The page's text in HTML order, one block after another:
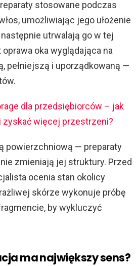
stosowane podczas
umożliwiając jego ułożenie
utrwalają go w tej
oka wyglądająca na
pełniejszą i uporządkowaną —
dla przedsiębiorców – jak
zyskać więcej przestrzeni?
powierzchniową — preparaty
zmieniają jej struktury. Przed
ocenia stan okolicy
skórze wykonuje próbę
by wykluczyć
ma największy sens?